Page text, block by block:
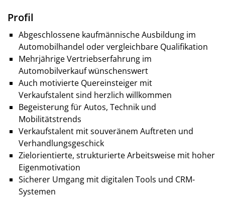
Profil
Abgeschlossene kaufmännische Ausbildung im
Automobilhandel oder vergleichbare Qualifikation
Mehrjährige Vertriebserfahrung im
Automobilverkauf wünschenswert
Auch motivierte Quereinsteiger mit
Verkaufstalent sind herzlich willkommen
Begeisterung für Autos, Technik und
Mobilitätstrends
Verkaufstalent mit souveränem Auftreten und
Verhandlungsgeschick
Zielorientierte, strukturierte Arbeitsweise mit hoher
Eigenmotivation
Sicherer Umgang mit digitalen Tools und CRM-
Systemen